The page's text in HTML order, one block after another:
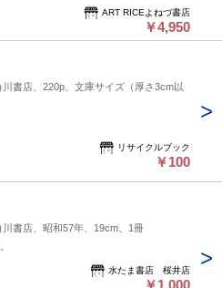
ント運動論・つかこうへい×佐藤信×北
ART RICEよねづ書店
￥4,950
書店、220p、文庫サイズ（厚さ3cm以
リサイクルブック
￥100
書店、昭和57年、19cm、1冊
水たま書店 桜井店